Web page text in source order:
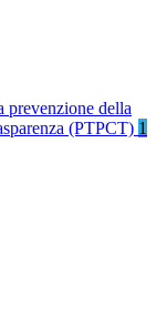
prevenzione della
(PTPCT) 1